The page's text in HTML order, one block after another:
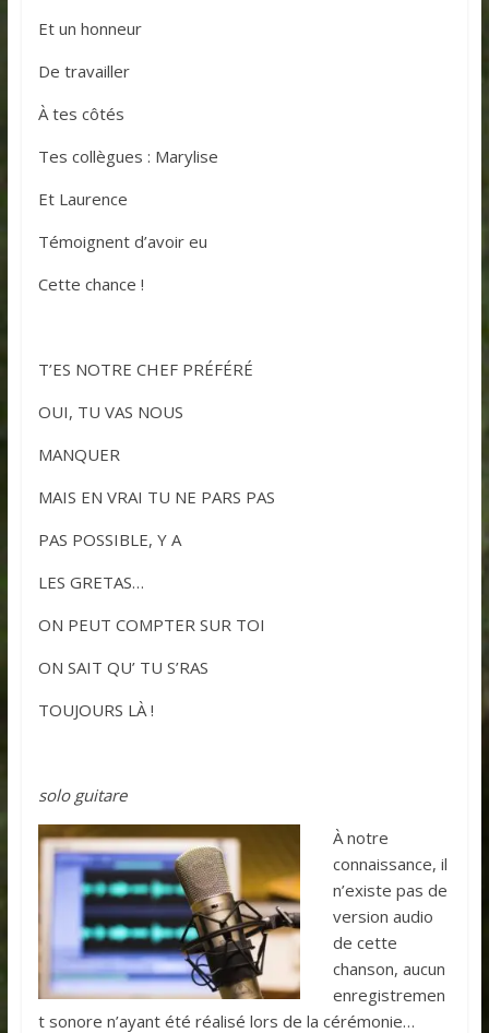
Et un honneur
De travailler
À tes côtés
Tes collègues : Marylise
Et Laurence
Témoignent d’avoir eu
Cette chance !
T’ES NOTRE CHEF PRÉFÉRÉ
OUI, TU VAS NOUS
MANQUER
MAIS EN VRAI TU NE PARS PAS
PAS POSSIBLE, Y A
LES GRETAS…
ON PEUT COMPTER SUR TOI
ON SAIT QU’ TU S’RAS
TOUJOURS LÀ !
solo guitare
À notre
connaissance, il
n’existe pas de
version audio
de cette
chanson, aucun
enregistremen
t sonore n’ayant été réalisé lors de la cérémonie…